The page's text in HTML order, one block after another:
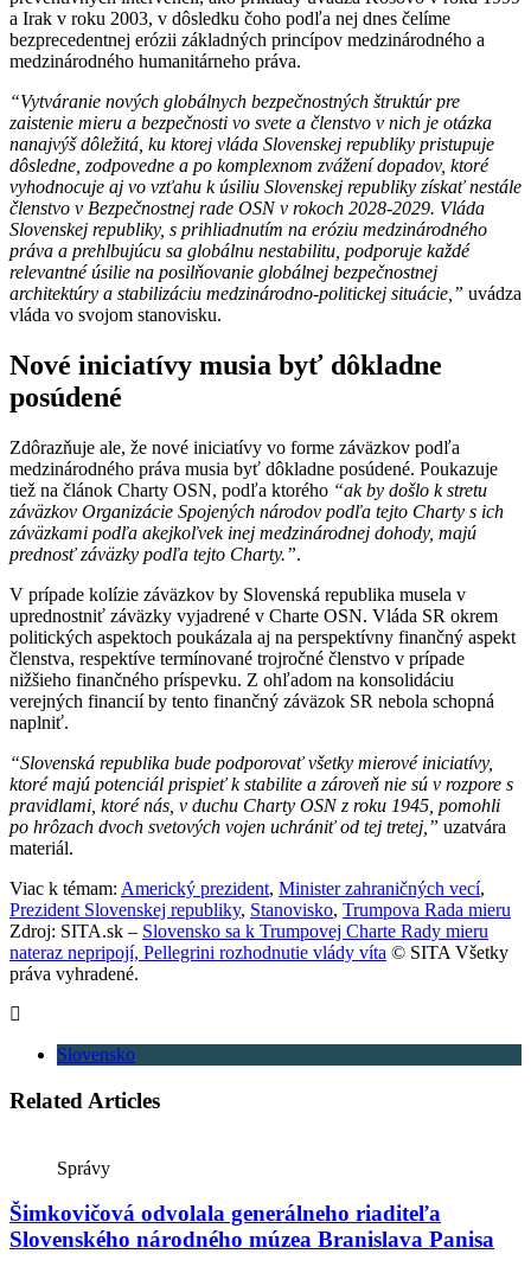
a Irak v roku 2003, v dôsledku čoho podľa nej dnes čelíme
bezprecedentnej erózii základných princípov medzinárodného a
medzinárodného humanitárneho práva.
“Vytváranie nových globálnych bezpečnostných štruktúr pre
zaistenie mieru a bezpečnosti vo svete a členstvo v nich je otázka
nanajvýš dôležitá, ku ktorej vláda Slovenskej republiky pristupuje
dôsledne, zodpovedne a po komplexnom zvážení dopadov, ktoré
vyhodnocuje aj vo vzťahu k úsiliu Slovenskej republiky získať nestále
členstvo v Bezpečnostnej rade OSN v rokoch 2028-2029. Vláda
Slovenskej republiky, s prihliadnutím na eróziu medzinárodného
práva a prehlbujúcu sa globálnu nestabilitu, podporuje každé
relevantné úsilie na posilňovanie globálnej bezpečnostnej
architektúry a stabilizáciu medzinárodno-politickej situácie,” uvádza
vláda vo svojom stanovisku.
Nové iniciatívy musia byť dôkladne
posúdené
Zdôrazňuje ale, že nové iniciatívy vo forme záväzkov podľa
medzinárodného práva musia byť dôkladne posúdené. Poukazuje
tiež na článok Charty OSN, podľa ktorého “ak by došlo k stretu
záväzkov Organizácie Spojených národov podľa tejto Charty s ich
záväzkami podľa akejkoľvek inej medzinárodnej dohody, majú
prednosť záväzky podľa tejto Charty.”.
V prípade kolízie záväzkov by Slovenská republika musela v
uprednostniť záväzky vyjadrené v Charte OSN. Vláda SR okrem
politických aspektoch poukázala aj na perspektívny finančný aspekt
členstva, respektíve termínované trojročné členstvo v prípade
nižšieho finančného príspevku. Z ohľadom na konsolidáciu
verejných financií by tento finančný záväzok SR nebola schopná
naplniť.
“Slovenská republika bude podporovať všetky mierové iniciatívy,
ktoré majú potenciál prispieť k stabilite a zároveň nie sú v rozpore s
pravidlami, ktoré nás, v duchu Charty OSN z roku 1945, pomohli
po hrôzach dvoch svetových vojen uchrániť od tej tretej,” uzatvára
materiál.
Viac k témam: Americký prezident, Minister zahraničných vecí,
Prezident Slovenskej republiky, Stanovisko, Trumpova Rada mieru
Zdroj: SITA.sk – Slovensko sa k Trumpovej Charte Rady mieru
nateraz nepripojí, Pellegrini rozhodnutie vlády víta © SITA Všetky
práva vyhradené.
Slovensko
Related Articles
Správy
Šimkovičová odvolala generálneho riaditeľa
Slovenského národného múzea Branislava Panisa